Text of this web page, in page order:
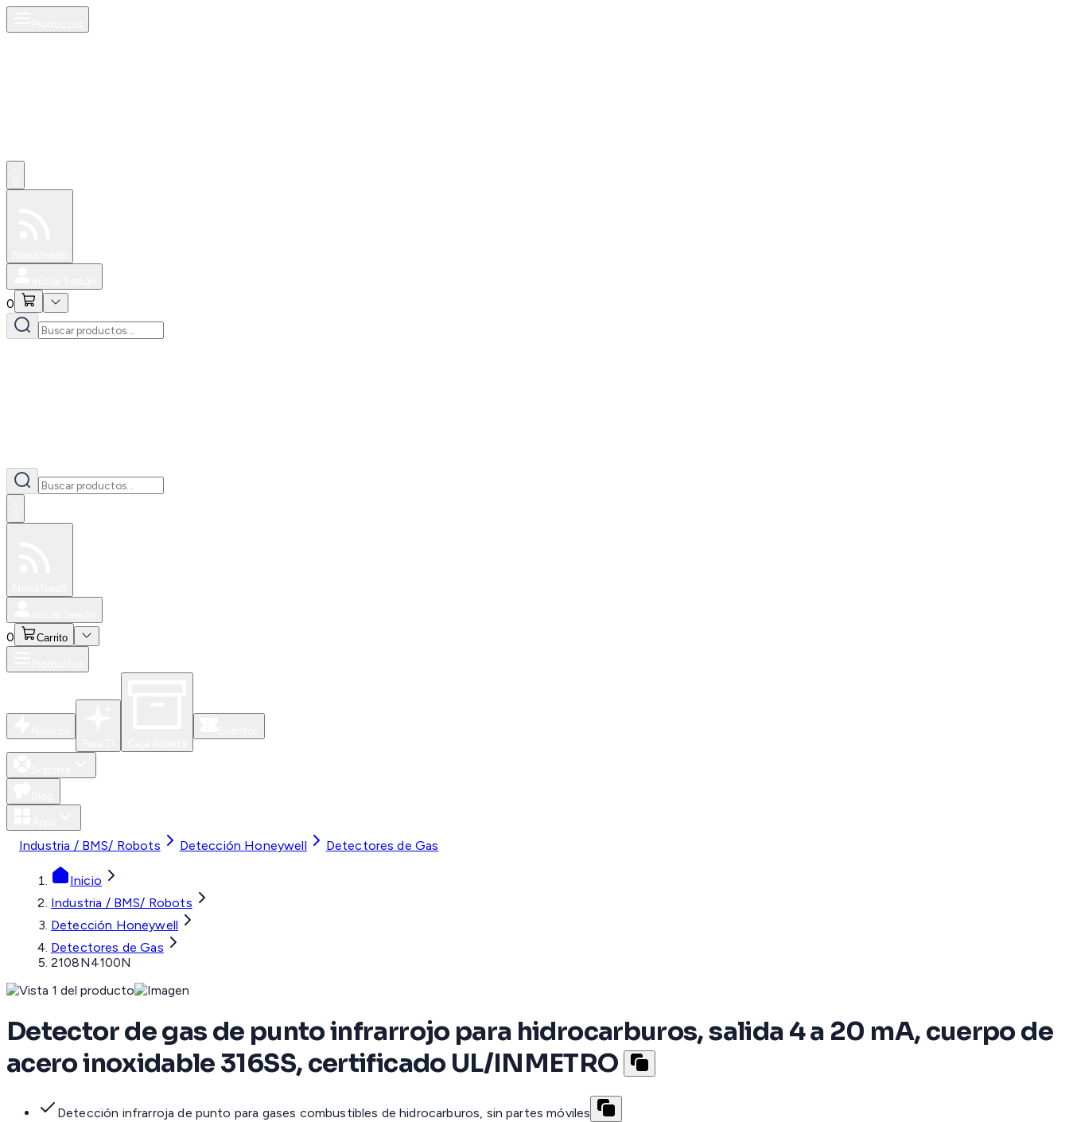
0
0 Carrito
Industria / BMS/ Robots Detección Honeywell Detectores de Gas
Inicio
Industria / BMS/ Robots
Detección Honeywell
Detectores de Gas
2108N4100N
Detector de gas de punto infrarrojo para hidrocarburos, salida 4 a 20 mA, cuerpo de
acero inoxidable 316SS, certificado UL/INMETRO
Detección infrarroja de punto para gases combustibles de hidrocarburos, sin partes móviles